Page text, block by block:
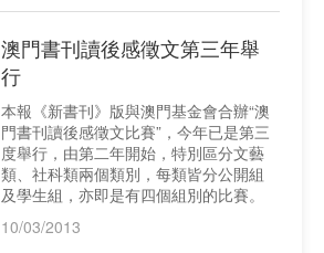
澳門書刊讀後感徵文第三年舉
行
本報《新書刊》版與澳門基金會合辦“澳
門書刊讀後感徵文比賽”，今年已是第三
度舉行，由第二年開始，特別區分文藝
類、社科類兩個類別，每類皆分公開組
及學生組，亦即是有四個組別的比賽。
10/03/2013